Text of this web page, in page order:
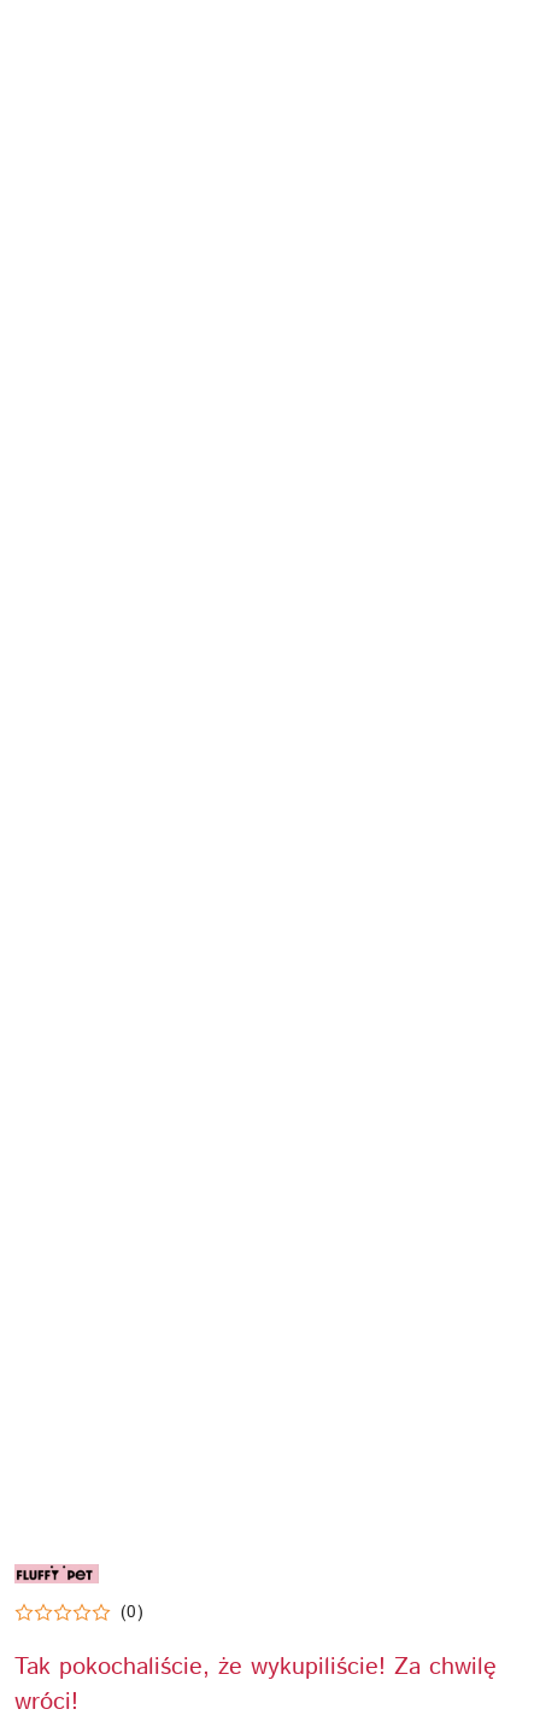
NAZWA
PRODUCENTA:
FLUFFY
PET (0)
Tak pokochaliście, że wykupiliście! Za chwilę
wróci!